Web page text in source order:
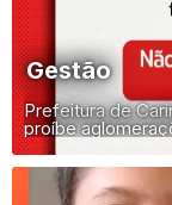
Gestão
Prefeitura de
proíbe